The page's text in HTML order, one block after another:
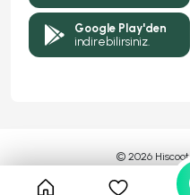
Google Play'den
indirebilirsiniz.
© 2026 Hiscoot,
MyFC